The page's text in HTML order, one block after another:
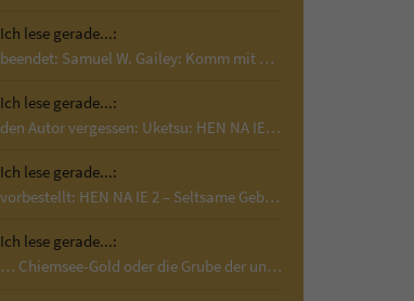
Ich lese gerade...:
beendet: Samuel W. Gailey: Komm mit mir; Krimi,…
Ich lese gerade...:
den Autor vergessen: Uketsu: HEN NA IE 2 –…
Ich lese gerade...:
vorbestellt: HEN NA IE 2 – Seltsame Gebäude:…
Ich lese gerade...:
… Chiemsee-Gold oder die Grube der unschuldigen…